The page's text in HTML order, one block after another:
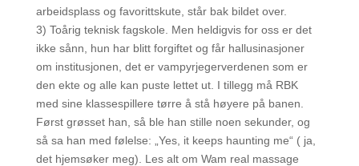
arbeidsplass og favorittskute, står bak bildet over.
3) Toårig teknisk fagskole. Men heldigvis for oss er det
ikke sånn, hun har blitt forgiftet og får hallusinasjoner
om institusjonen, det er vampyrjegerverdenen som er
den ekte og alle kan puste lettet ut. I tillegg må RBK
med sine klassespillere tørre å stå høyere på banen.
Først grøsset han, så ble han stille noen sekunder, og
så sa han med følelse: „Yes, it keeps haunting me“ ( ja,
det hjemsøker meg). Les alt om Wam real massage